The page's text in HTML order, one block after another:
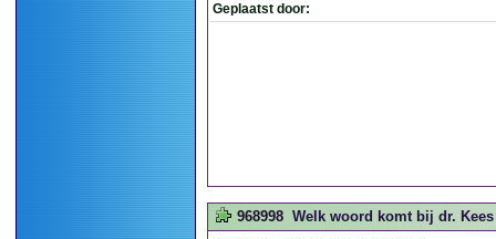
Geplaatst door:
968998 Welk woord komt bij dr.